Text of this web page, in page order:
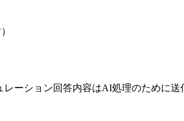
ーション回答内容はAI処理のために